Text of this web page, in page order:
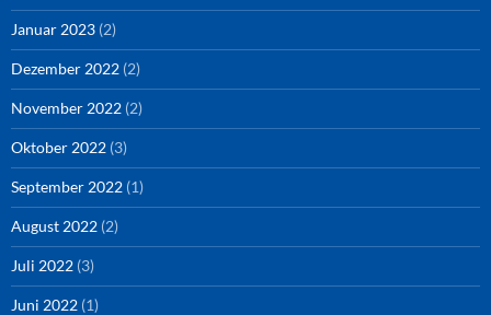
Januar 2023 (2)
Dezember 2022 (2)
November 2022 (2)
Oktober 2022 (3)
September 2022 (1)
August 2022 (2)
Juli 2022 (3)
Juni 2022 (1)